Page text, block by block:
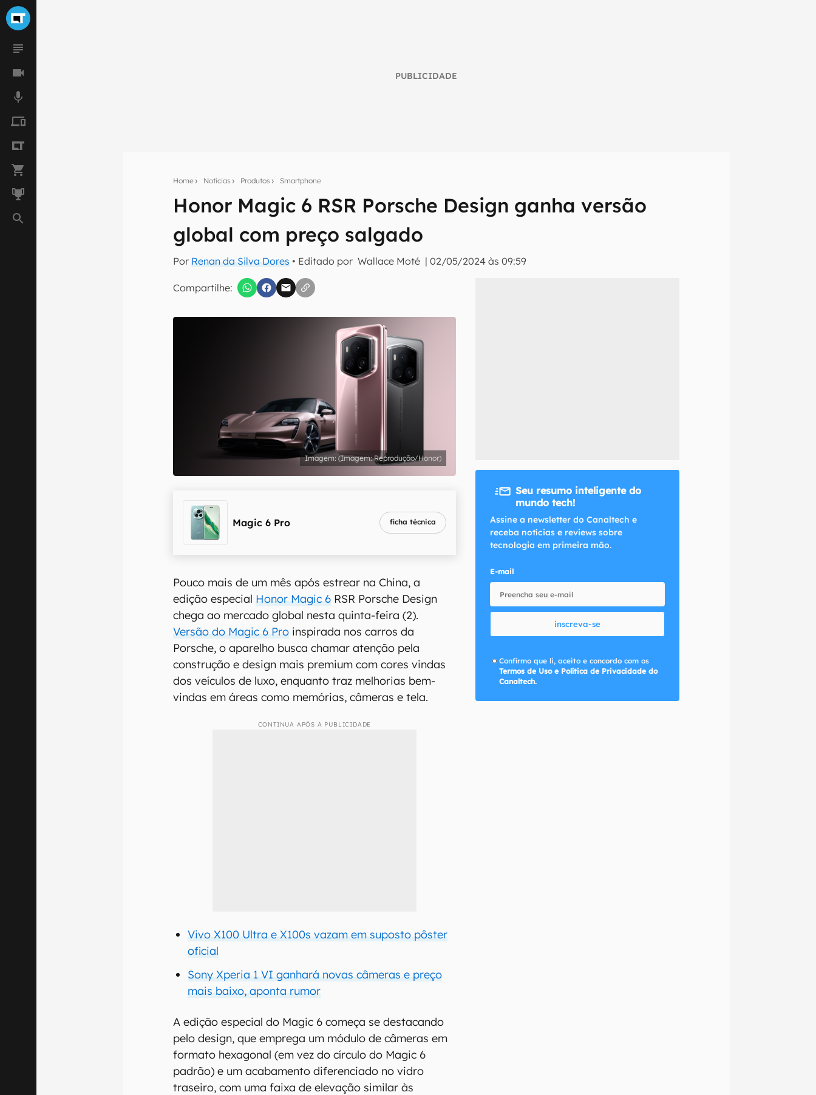
PUBLICIDADE
Home Notícias Produtos Smartphone
Honor Magic 6 RSR Porsche Design ganha versão
global com preço salgado
Por Renan da Silva Dores • Editado por Wallace Moté |02/05/2024 às 09:59
Compartilhe:
Seu resumo inteligente do mundo tech!
Assine a newsletter do Canaltech e receba notícias e reviews sobre tecnologia em primeira
inscreva-se
Confirmo que li, aceito e concordo com os Termos de Uso e Política de Privacidade do Canaltech.
(Imagem: Reprodução/Honor)
Magic 6 Pro ficha técnica
Pouco mais de um mês após estrear na China, a
edição especial Honor Magic 6 RSR Porsche Design
chega ao mercado global nesta quinta-feira (2).
Versão do Magic 6 Pro inspirada nos carros da
Porsche, o aparelho busca chamar atenção pela
construção e design mais premium com cores vindas
dos veículos de luxo, enquanto traz melhorias bem-
vindas em áreas como memórias, câmeras e tela.
CONTINUA APÓS A PUBLICIDADE
Vivo X100 Ultra e X100s vazam em suposto pôster
oficial
Sony Xperia 1 VI ganhará novas câmeras e preço
mais baixo, aponta rumor
A edição especial do Magic 6 começa se destacando
pelo design, que emprega um módulo de câmeras em
formato hexagonal (em vez do círculo do Magic 6
padrão) e um acabamento diferenciado no vidro
traseiro, com uma faixa de elevação similar às
Seu resumo inteligente do
mundo tech!
Assine a newsletter do Canaltech e
receba notícias e reviews sobre
tecnologia em primeira mão.
E-mail
inscreva-se
Confirmo que li, aceito e concordo com os
Termos de Uso e Política de Privacidade do
Canaltech.